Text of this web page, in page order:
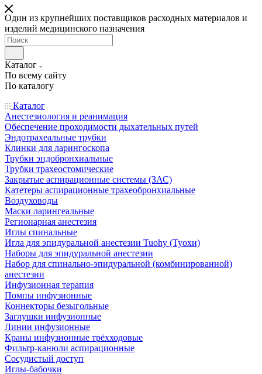
Один из крупнейших поставщиков расходных материалов и
изделий медицинского назначения
Каталог
По всему сайту
По каталогу
Каталог
Анестезиология и реанимация
Обеспечение проходимости дыхательных путей
Эндотрахеальные трубки
Клинки для ларингоскопа
Трубки эндобронхиальные
Трубки трахеостомические
Закрытые аспирационные системы (ЗАС)
Катетеры аспирационные трахеобронхиальные
Воздуховоды
Маски ларингеальные
Регионарная анестезия
Иглы спинальные
Игла для эпидуральной анестезии Tuohy (Туохи)
Наборы для эпидуральной анестезии
Набор для спинально-эпидуральной (комбинированной)
анестезии
Инфузионная терапия
Помпы инфузионные
Коннекторы безыгольные
Заглушки инфузионные
Линии инфузионные
Краны инфузионные трёхходовые
Фильтр-канюли аспирационные
Сосудистый доступ
Иглы-бабочки